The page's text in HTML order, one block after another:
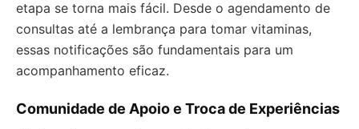
etapa se torna mais fácil. Desde o agendamento de
consultas até a lembrança para tomar vitaminas,
essas notificações são fundamentais para um
acompanhamento eficaz.
Comunidade de Apoio e Troca de Experiências